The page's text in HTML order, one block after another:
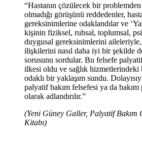
“Hastanın çözülecek bir
olmadığı görüşünü reddedenler,
gereksinimlerine odaklandılar ve
kişinin fiziksel, ruhsal, toplumsal,
duygusal gereksinimlerini
ilişkilerini nasıl daha iyi bir şekilde
sorusunu sordular. Bu felsefe
ilkesi oldu ve sağlık hizmetlerindeki
odaklı bir yaklaşım sundu.
palyatif bakım felsefesi ya da
olarak adlandırılır.”
(Yeni Güney Galler, Palyatif
Kitabı)